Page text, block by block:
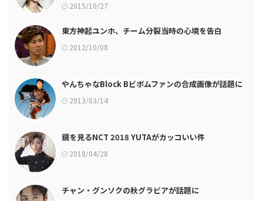
2015/10/27
東方神起ユンホ、チーム分裂当時の心境を告白
2012/10/08
やんちゃなBlock Bビボムファンの合成画像が話題に
2013/03/14
鏡を見るNCT 2018 YUTAがカッコいい件
2018/04/28
チャン・グンソクの秋グラビアが話題に